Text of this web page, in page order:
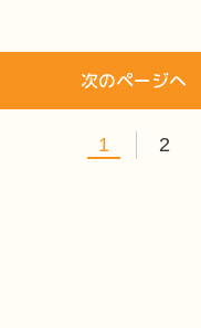
次のページへ
1 2